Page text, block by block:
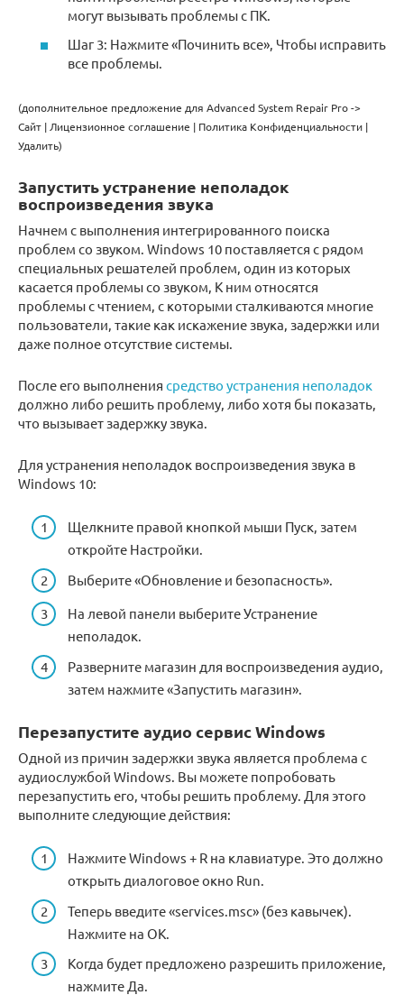
могут вызывать проблемы с ПК.
Шаг 3: Нажмите «Починить все», Чтобы исправить
все проблемы.
(дополнительное предложение для Advanced System Repair Pro ->
Cайт | Лицензионное соглашение | Политика Kонфиденциальности |
Удалить)
Запустить устранение неполадок
воспроизведения звука
Начнем с выполнения интегрированного поиска
проблем со звуком. Windows 10 поставляется с рядом
специальных решателей проблем, один из которых
касается проблемы со звуком, К ним относятся
проблемы с чтением, с которыми сталкиваются многие
пользователи, такие как искажение звука, задержки или
даже полное отсутствие системы.
После его выполнения средство устранения неполадок
должно либо решить проблему, либо хотя бы показать,
что вызывает задержку звука.
Для устранения неполадок воспроизведения звука в
Windows 10:
Щелкните правой кнопкой мыши Пуск, затем
откройте Настройки.
Выберите «Обновление и безопасность».
На левой панели выберите Устранение
неполадок.
Разверните магазин для воспроизведения аудио,
затем нажмите «Запустить магазин».
Перезапустите аудио сервис Windows
Одной из причин задержки звука является проблема с
аудиослужбой Windows. Вы можете попробовать
перезапустить его, чтобы решить проблему. Для этого
выполните следующие действия:
Нажмите Windows + R на клавиатуре. Это должно
открыть диалоговое окно Run.
Теперь введите «services.msc» (без кавычек).
Нажмите на ОК.
Когда будет предложено разрешить приложение,
нажмите Да.